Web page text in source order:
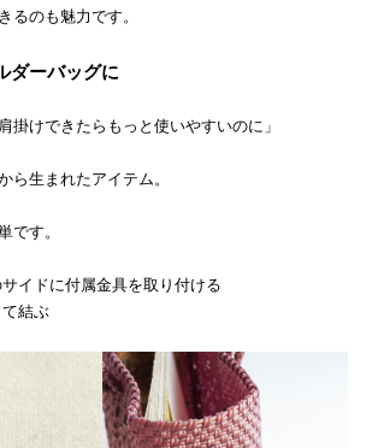
るのも魅力です。
ダーバッグに
掛けできたらもっと使いやすいのに」
ら生まれたアイテム。
です。
イドに付属金具を取り付ける
結ぶ